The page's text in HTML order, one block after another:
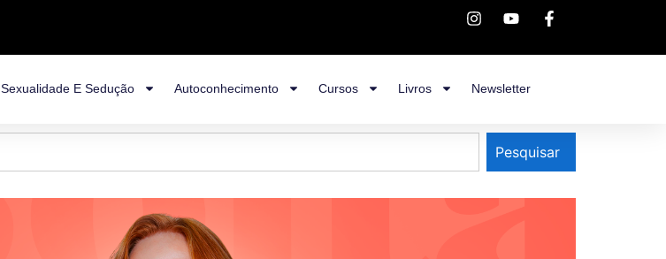
Sexualidade E Sedução Autoconhecimento Cursos Livros Newsletter
Pesquisar